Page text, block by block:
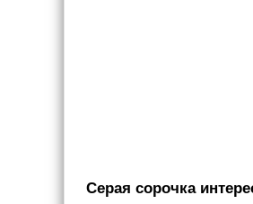
Серая сорочка